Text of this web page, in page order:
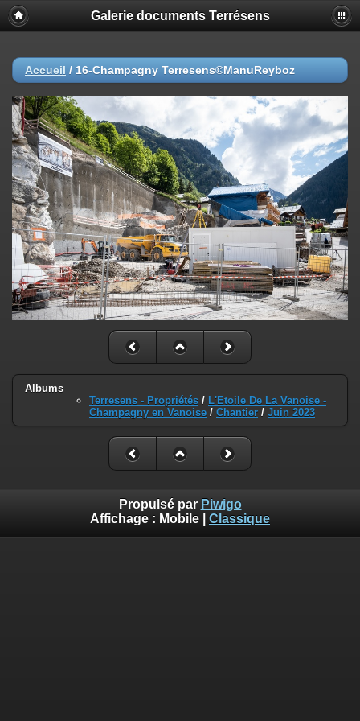
Galerie documents Terrésens
Accueil / 16-Champagny Terresens©ManuReyboz
Albums
Terresens - Propriétés / L'Etoile De La Vanoise -
Champagny en Vanoise / Chantier / Juin 2023
Propulsé par Piwigo
Affichage : Mobile Classique